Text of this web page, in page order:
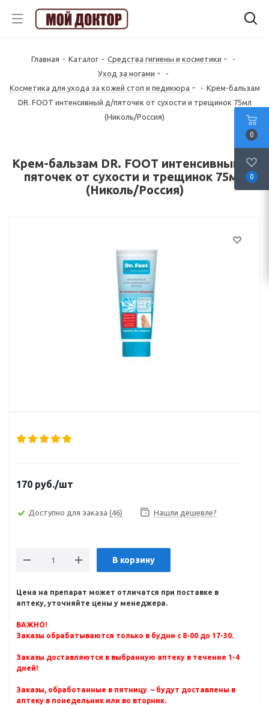
Главная - Каталог - Средства гигиены и косметики
-
Уход за ногами
-
Косметика для ухода за кожей стоп и педикюра
- Крем-бальзам
DR. FOOT интенсивный д/пяточек от сухости и трещинок 75мл
(Николь/Россия)
Крем-бальзам DR. FOOT интенсивный д/
пяточек от сухости и трещинок 75мл
(Николь/Россия)
170 руб./шт
Доступно для заказа (46) Нашли дешевле?
В корзину
Цена на препарат может отличатся при поставке в
аптеку, уточняйте цены у менеджера.
ВАЖНО!
Заказы обрабатываются только в будни с 8-00 до 17-30.
Заказы доставляются в выбранную аптеку в течение 1-4
дней!
Заказы, обработанные в пятницу – будут доставлены в
аптеку в понедельник или во вторник.
0
0